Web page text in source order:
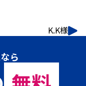
K.K様
ら